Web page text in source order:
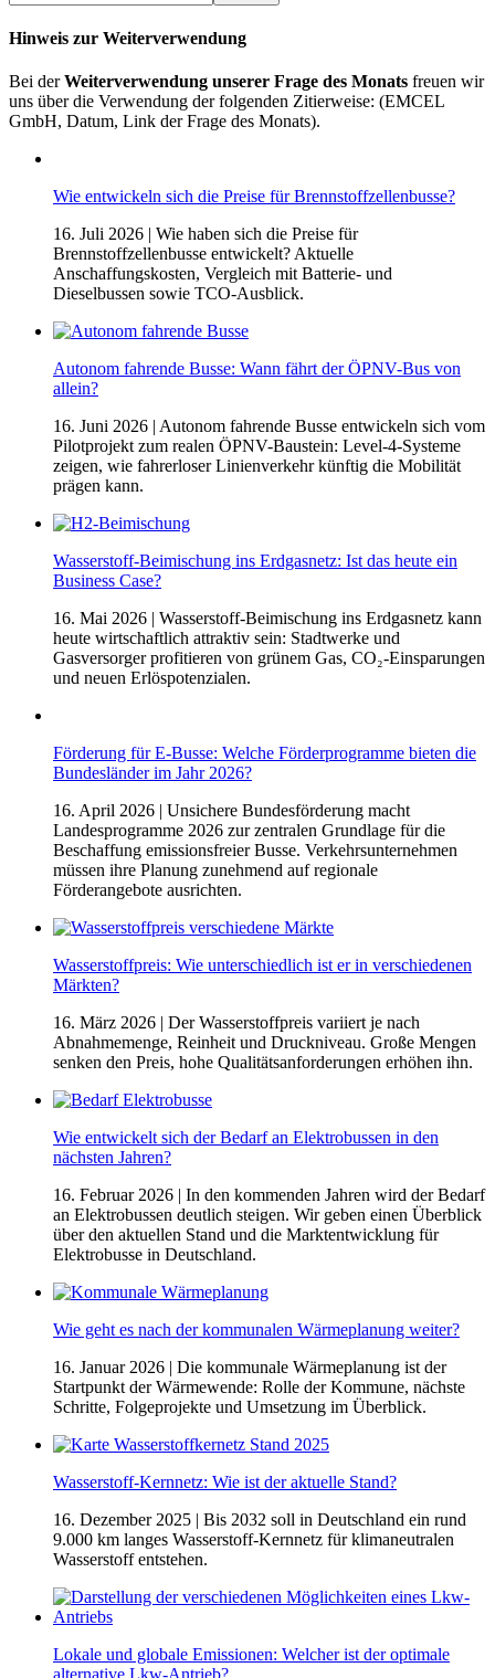
Hinweis zur Weiterverwendung
Bei derWeiterverwendung unserer Frage des Monats freuen wir
uns über die Verwendung der folgenden Zitierweise: (EMCEL
GmbH, Datum, Link der Frage des Monats).
Wie entwickeln sich die Preise für Brennstoffzellenbusse?
16. Juli 2026 | Wie haben sich die Preise für
Brennstoffzellenbusse entwickelt? Aktuelle
Anschaffungskosten, Vergleich mit Batterie- und
Dieselbussen sowie TCO-Ausblick.
Autonom fahrende Busse: Wann fährt der ÖPNV-Bus von
allein?
16. Juni 2026 | Autonom fahrende Busse entwickeln sich vom
Pilotprojekt zum realen ÖPNV-Baustein: Level-4-Systeme
zeigen, wie fahrerloser Linienverkehr künftig die Mobilität
prägen kann.
Wasserstoff-Beimischung ins Erdgasnetz: Ist das heute ein
Business Case?
16. Mai 2026 | Wasserstoff-Beimischung ins Erdgasnetz kann
heute wirtschaftlich attraktiv sein: Stadtwerke und
Gasversorger profitieren von grünem Gas, CO₂-Einsparungen
und neuen Erlöspotenzialen.
Förderung für E-Busse: Welche Förderprogramme bieten die
Bundesländer im Jahr 2026?
16. April 2026 | Unsichere Bundesförderung macht
Landesprogramme 2026 zur zentralen Grundlage für die
Beschaffung emissionsfreier Busse. Verkehrsunternehmen
müssen ihre Planung zunehmend auf regionale
Förderangebote ausrichten.
Wasserstoffpreis: Wie unterschiedlich ist er in verschiedenen
Märkten?
16. März 2026 | Der Wasserstoffpreis variiert je nach
Abnahmemenge, Reinheit und Druckniveau. Große Mengen
senken den Preis, hohe Qualitätsanforderungen erhöhen ihn.
Wie entwickelt sich der Bedarf an Elektrobussen in den
nächsten Jahren?
16. Februar 2026 | In den kommenden Jahren wird der Bedarf
an Elektrobussen deutlich steigen. Wir geben einen Überblick
über den aktuellen Stand und die Marktentwicklung für
Elektrobusse in Deutschland.
Wie geht es nach der kommunalen Wärmeplanung weiter?
16. Januar 2026 | Die kommunale Wärmeplanung ist der
Startpunkt der Wärmewende: Rolle der Kommune, nächste
Schritte, Folgeprojekte und Umsetzung im Überblick.
Wasserstoff-Kernnetz: Wie ist der aktuelle Stand?
16. Dezember 2025 | Bis 2032 soll in Deutschland ein rund
9.000 km langes Wasserstoff-Kernnetz für klimaneutralen
Wasserstoff entstehen.
Lokale und globale Emissionen: Welcher ist der optimale